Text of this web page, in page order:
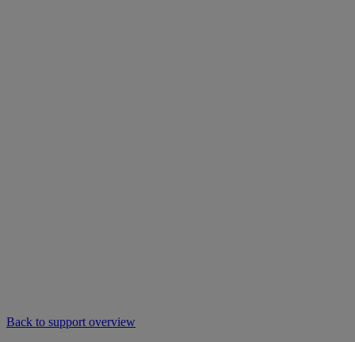
Back to support overview